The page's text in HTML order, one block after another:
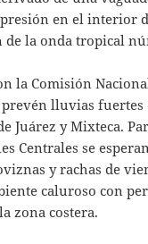
en el interior
la onda tropical
la Comisión
prevén lluvias fuertes
Juárez y Mixteca.
Centrales se
y rachas de
caluroso con
zona costera.